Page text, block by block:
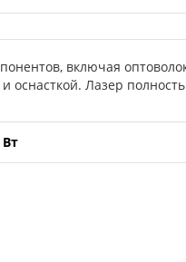
включая
оснасткой. Лазер
Вт